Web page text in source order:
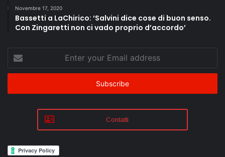
Novembre 17, 2020
Bassetti a LaChirico: ‘Salvini dice cose di buon senso.
Con Zingaretti non ci vado proprio d’accordo’
your
Email
Contatti